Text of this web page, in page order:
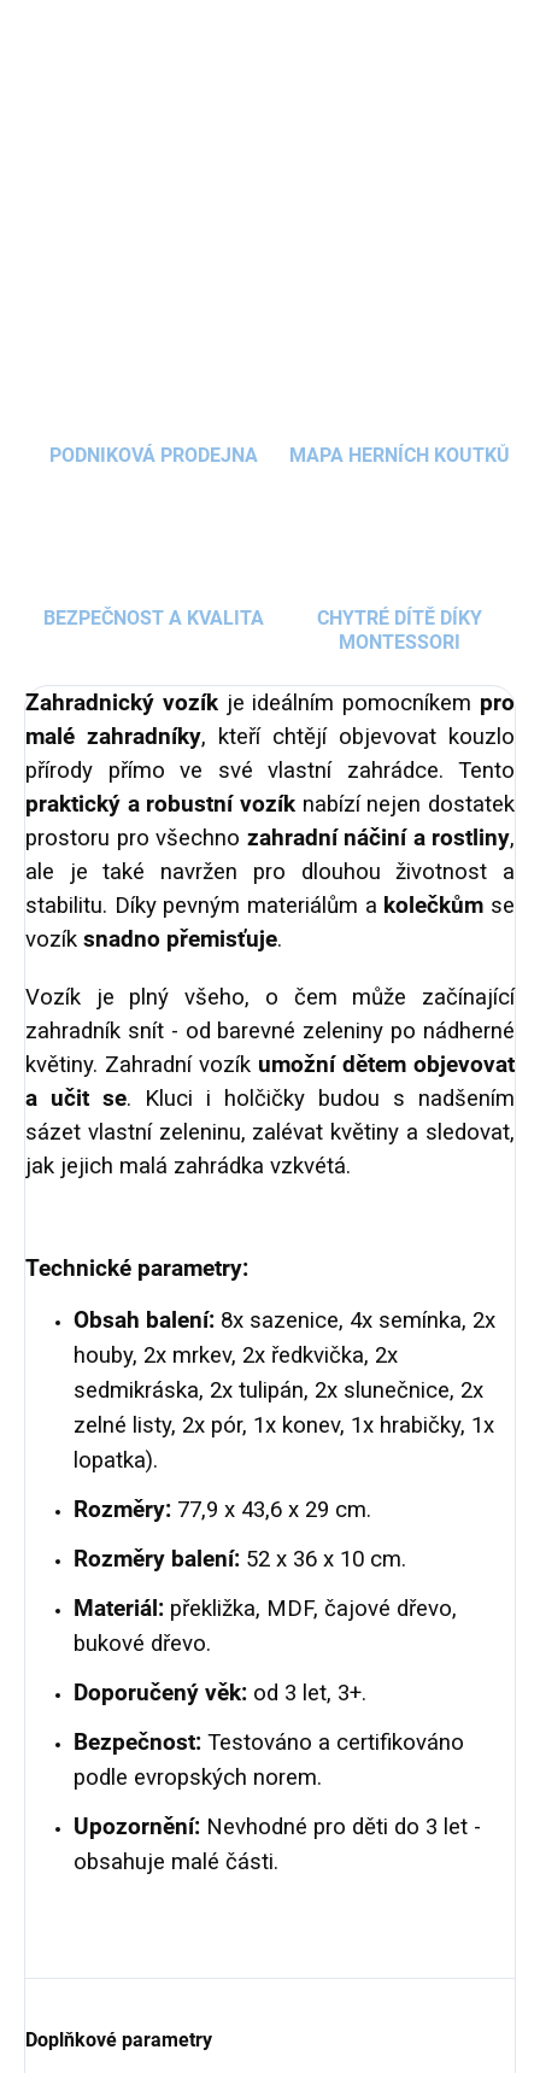
PODNIKOVÁ PRODEJNA MAPA HERNÍCH KOUTKŮ
BEZPEČNOST A KVALITA
CHYTRÉ DÍTĚ DÍKY
MONTESSORI
Zahradnický vozíkje ideálním pomocníkem pro
malé zahradníky, kteří chtějí objevovat kouzlo
přírody přímo ve své vlastní zahrádce. Tento
praktický a robustní vozík nabízí nejen dostatek
prostoru pro všechno zahradní náčiní a rostliny,
ale je také navržen pro dlouhou životnost a
stabilitu. Díky pevným materiálům a kolečkům se
vozík snadno přemisťuje.
Vozík je plný všeho, o čem může začínající
zahradník snít - od barevné zeleniny po nádherné
květiny. Zahradní vozík umožní dětem objevovat
a učit se. Kluci i holčičky budou s nadšením
sázet vlastní zeleninu, zalévat květiny a sledovat,
jak jejich malá zahrádka vzkvétá.
Technické parametry:
Obsah balení: 8x sazenice, 4x semínka, 2x
houby, 2x mrkev, 2x ředkvička, 2x
sedmikráska, 2x tulipán, 2x slunečnice, 2x
zelné listy, 2x pór, 1x konev, 1x hrabičky, 1x
lopatka).
Rozměry: 77,9 x 43,6 x 29 cm.
Rozměry balení: 52 x 36 x 10 cm.
Materiál: překližka, MDF, čajové dřevo,
bukové dřevo.
Doporučený věk: od 3 let, 3+.
Bezpečnost: Testováno a certifikováno
podle evropských norem.
Upozornění: Nevhodné pro děti do 3 let -
obsahuje malé části.
Doplňkové parametry